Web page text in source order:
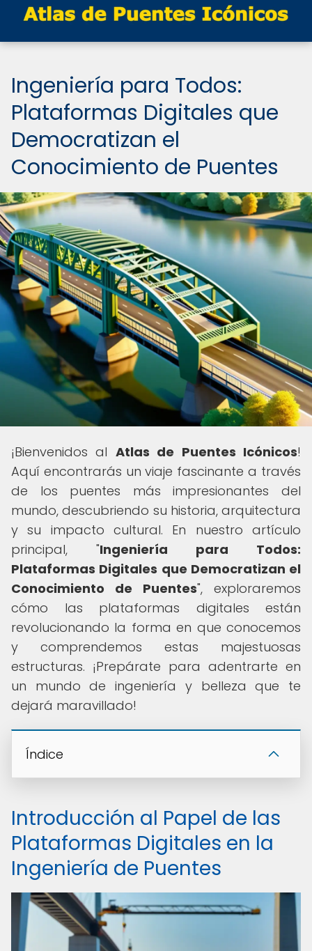
Ingeniería para Todos:
Plataformas Digitales que
Democratizan el
Conocimiento de Puentes
¡Bienvenidos al Atlas de Puentes Icónicos!
Aquí encontrarás un viaje fascinante a través
de los puentes más impresionantes del
mundo, descubriendo su historia, arquitectura
y su impacto cultural. En nuestro artículo
principal, "Ingeniería para Todos:
Plataformas Digitales que Democratizan el
Conocimiento de Puentes", exploraremos
cómo las plataformas digitales están
revolucionando la forma en que conocemos
y comprendemos estas majestuosas
estructuras. ¡Prepárate para adentrarte en
un mundo de ingeniería y belleza que te
dejará maravillado!
Índice
Introducción al Papel de las
Plataformas Digitales en la
Ingeniería de Puentes